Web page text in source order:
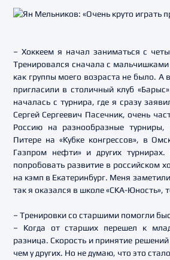
– Хоккеем я начал заниматься с
Тренировался сначала с мальчишками
как группы моего возраста не было. А
пригласили в столичный клуб
началась с турнира, где я сразу
Сергей Сергеевич Пасечник, очень
Россию на разнообразные
Питере на «Кубке конгрессов», в
Газпром нефти» и других
попробовать развитие в российском
на кэмп в Екатеринбург. Меня
так я оказался в школе «СКА-Юность»,
– Тренировки со старшими помогли
– Когда от старших перешел к
разница. Скорость и принятие
чем у других. Но не думаю, что это